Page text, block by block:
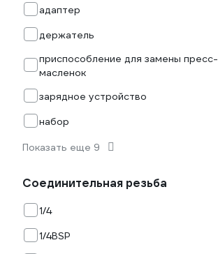
адаптер
держатель
приспособление для замены пресс-
масленок
зарядное устройство
набор
Показать еще 9
Соединительная резьба
1/4
1/4BSP